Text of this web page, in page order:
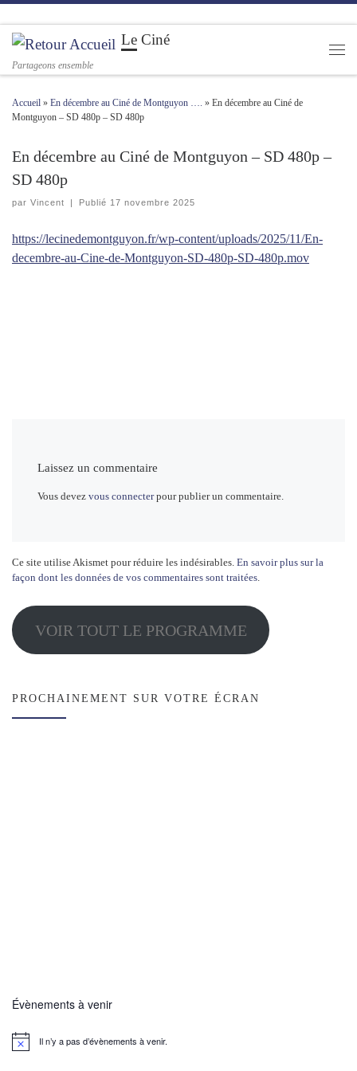
Passer au contenu
Le Ciné
Partageons ensemble
Accueil » En décembre au Ciné de Montguyon …. » En décembre au Ciné de
Montguyon – SD 480p – SD 480p
En décembre au Ciné de Montguyon – SD 480p –
SD 480p
par Vincent | Publié 17 novembre 2025
https://lecinedemontguyon.fr/wp-content/uploads/2025/11/En-
decembre-au-Cine-de-Montguyon-SD-480p-SD-480p.mov
Laissez un commentaire
Vous devezvous connecterpour publier un commentaire.
Ce site utilise Akismet pour réduire les indésirables. En savoir plus sur la
façon dont les données de vos commentaires sont traitées.
VOIR TOUT LE PROGRAMME
PROCHAINEMENT SUR VOTRE ÉCRAN
Évènements à venir
Il n’y a pas d’évènements à venir.